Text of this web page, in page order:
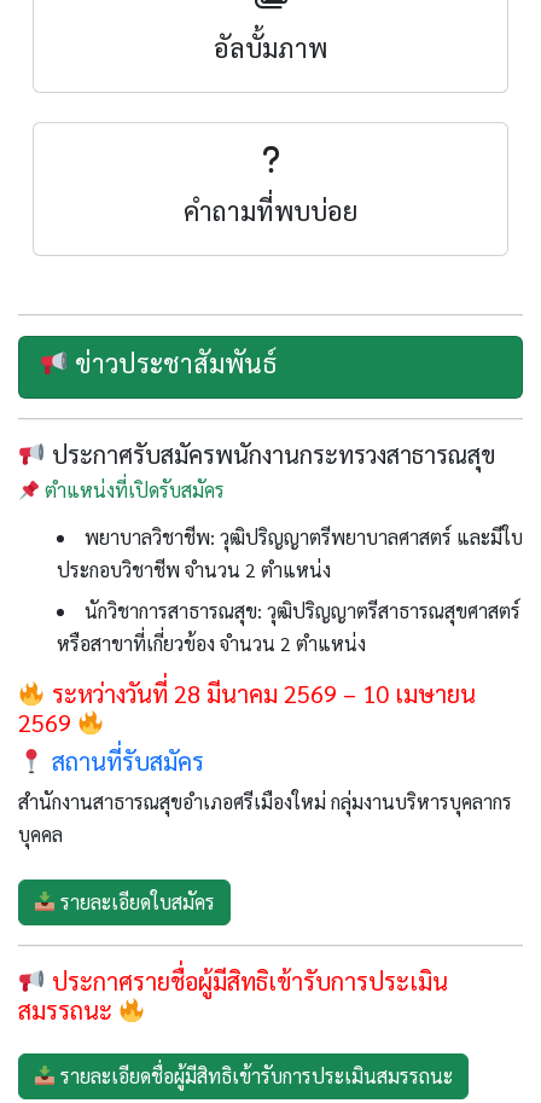
อัลบั้มภาพ
คำถามที่พบบ่อย
ข่าวประชาสัมพันธ์
ประกาศรับสมัครพนักงานกระทรวงสาธารณสุข
ตำแหน่งที่เปิดรับสมัคร
พยาบาลวิชาชีพ: วุฒิปริญญาตรีพยาบาลศาสตร์ และมีใบ
ประกอบวิชาชีพ จำนวน 2 ตำแหน่ง
นักวิชาการสาธารณสุข: วุฒิปริญญาตรีสาธารณสุขศาสตร์
หรือสาขาที่เกี่ยวข้อง จำนวน 2 ตำแหน่ง
ระหว่างวันที่ 28 มีนาคม 2569 – 10 เมษายน
2569
สถานที่รับสมัคร
สำนักงานสาธารณสุขอำเภอศรีเมืองใหม่ กลุ่มงานบริหารบุคลากร
บุคคล
รายละเอียดใบสมัคร
ประกาศรายชื่อผู้มีสิทธิเข้ารับการประเมิน
สมรรถนะ
รายละเอียดชื่อผู้มีสิทธิเข้ารับการประเมินสมรรถนะ